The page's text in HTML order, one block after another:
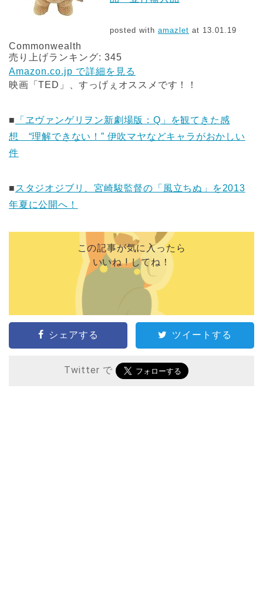
posted with amazlet at 13.01.19
Commonwealth
売り上げランキング: 345
Amazon.co.jp で詳細を見る
映画「TED」、すっげぇオススメです！！
■
「ヱヴァンゲリヲン新劇場版：Q」を観てきた感
想 “理解できない！” 伊吹マヤなどキャラがおかしい
件
■ スタジオジブリ、宮崎駿監督の「風立ちぬ」を2013
年夏に公開へ！
この記事が気に入ったら
いいね ! してね！
シェアする ツイートする
Twitter で